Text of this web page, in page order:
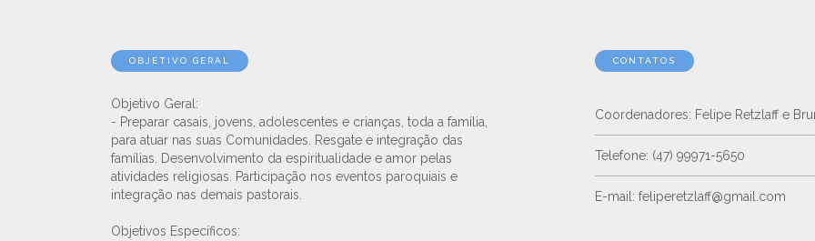
OBJETIVO GERAL
Objetivo Geral:
- Preparar casais, jovens, adolescentes e crianças, toda a família,
para atuar nas suas Comunidades. Resgate e integração das
famílias. Desenvolvimento da espiritualidade e amor pelas
atividades religiosas. Participação nos eventos paroquiais e
integração nas demais pastorais.
Objetivos Específicos:
CONTATOS
Coordenadores: Felipe Retzlaff e
Telefone: (47) 99971-5650
E-mail: feliperetzlaff@gmail.com